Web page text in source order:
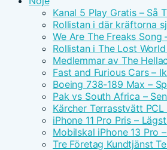
Kanal 5 Play Gratis – Så
Rollistan i där kräftorna
We Are The Freaks
Rollistan i The Lost
Medlemmar av The
Fast and Furious Cars –
Boeing 738-189 Max –
Pak vs South Africa –
Kärcher Terrasstvätt
iPhone 11 Pro Pris –
Mobilskal iPhone 13 Pro
Tre Företag Kundtjänst